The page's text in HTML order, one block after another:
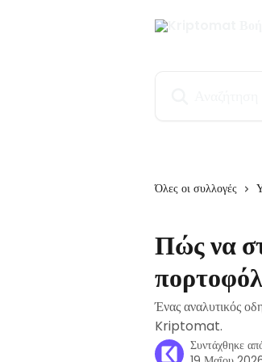
Όλες οι συλλογές
Πώς να
Ένας αναλυτικός
Kriptomat.
Συντάχθηκε